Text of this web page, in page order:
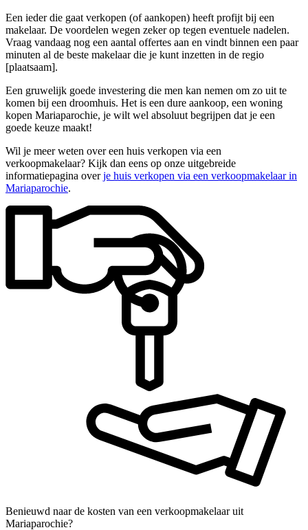
Een ieder die gaat verkopen (of aankopen) heeft profijt bij een
makelaar. De voordelen wegen zeker op tegen eventuele nadelen.
Vraag vandaag nog een aantal offertes aan en vindt binnen een paar
minuten al de beste makelaar die je kunt inzetten in de regio
[plaatsaam].
Een gruwelijk goede investering die men kan nemen om zo uit te
komen bij een droomhuis. Het is een dure aankoop, een woning
kopen Mariaparochie, je wilt wel absoluut begrijpen dat je een
goede keuze maakt!
Wil je meer weten over een huis verkopen via een
verkoopmakelaar? Kijk dan eens op onze uitgebreide
informatiepagina overje huis verkopen via een verkoopmakelaar in
Mariaparochie.
Benieuwd naar de kosten van een verkoopmakelaar uit
Mariaparochie?